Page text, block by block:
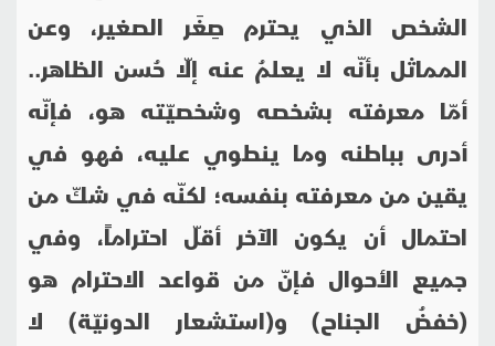
الشخص الذي يحترم صِغَر الصغير، وعن
المماثل بأنّه لا يعلمُ عنه إلّا حُسن الظاهر..
أمّا معرفته بشخصه وشخصيّته هو، فإنّه
أدرى بباطنه وما ينطوي عليه، فهو في
يقين من معرفته بنفسه؛ لكنّه في شكّ من
احتمال أن يكون الآخر أقلّ احتراماً، وفي
جميع الأحوال فإنّ من قواعد الاحترام هو
(خفضُ الجناح) و(استشعار الدونيّة) لا